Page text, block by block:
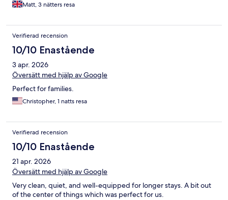
Matt, 3 nätters resa
Verifierad recension
10/10 Enastående
3 apr. 2026
Översätt med hjälp av Google
Perfect for families.
Christopher, 1 natts resa
Verifierad recension
10/10 Enastående
21 apr. 2026
Översätt med hjälp av Google
Very clean, quiet, and well-equipped for longer stays. A bit out
of the center of things which was perfect for us.